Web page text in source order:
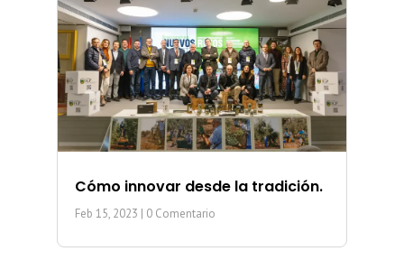
Cómo innovar desde la tradición.
Feb 15, 2023 | 0 Comentario